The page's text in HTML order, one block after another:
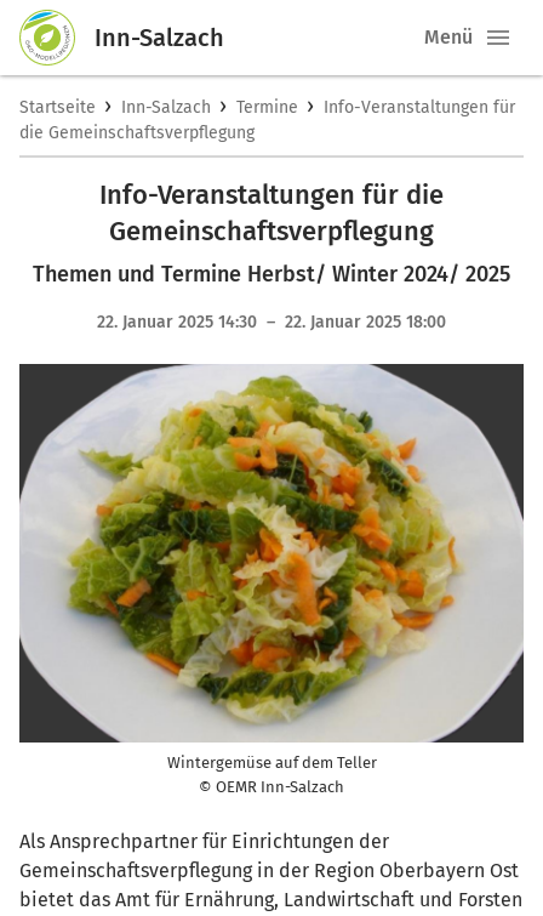
Inn-Salzach Menü
Startseite › Inn-Salzach › Termine › Info-Veranstaltungen für
die Gemeinschaftsverpflegung
Info-Veranstaltungen für die
Gemeinschaftsverpflegung
Themen und Termine Herbst/ Winter 2024/ 2025
22. Januar 2025 14:30 – 22. Januar 2025 18:00
Wintergemüse auf dem Teller
© OEMR Inn-Salzach
Als Ansprechpartner für Einrichtungen der
Gemeinschafts­verpflegung in der Region Oberbayern Ost
bietet das Amt für Ernährung, Landwirtschaft und Forsten